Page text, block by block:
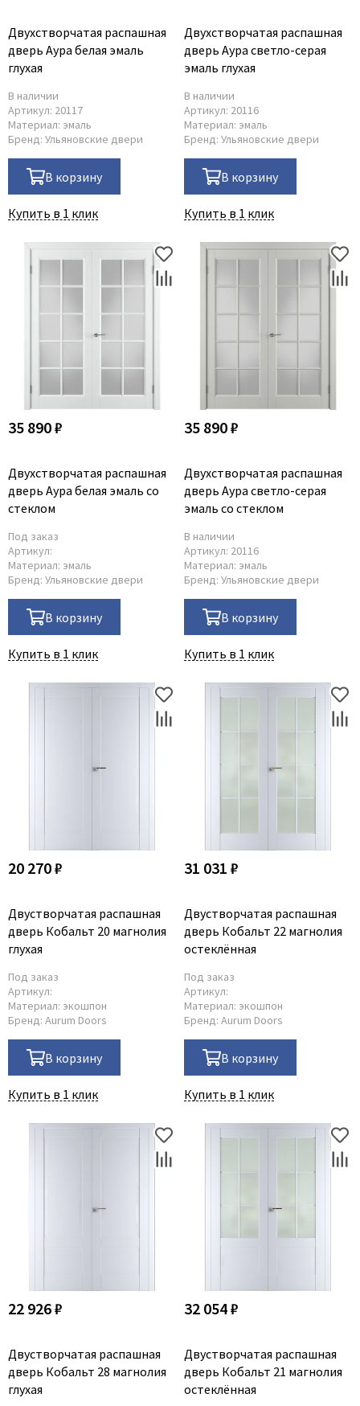
Двухстворчатая распашная
дверь Аура белая эмаль
глухая
В наличии
Артикул: 20117
Материал: эмаль
Бренд: Ульяновские двери
В корзину
Купить в 1 клик
Двухстворчатая распашная
дверь Аура светло-серая
эмаль глухая
В наличии
Артикул: 20116
Материал: эмаль
Бренд: Ульяновские двери
В корзину
Купить в 1 клик
35 890 ₽
Двухстворчатая распашная
дверь Аура белая эмаль со
стеклом
Под заказ
Артикул:
Материал: эмаль
Бренд: Ульяновские двери
В корзину
Купить в 1 клик
35 890 ₽
Двухстворчатая распашная
дверь Аура светло-серая
эмаль со стеклом
В наличии
Артикул: 20116
Материал: эмаль
Бренд: Ульяновские двери
В корзину
Купить в 1 клик
20 270 ₽
Двустворчатая распашная
дверь Кобальт 20 магнолия
глухая
Под заказ
Артикул:
Материал: экошпон
Бренд: Aurum Doors
В корзину
Купить в 1 клик
31 031 ₽
Двустворчатая распашная
дверь Кобальт 22 магнолия
остеклённая
Под заказ
Артикул:
Материал: экошпон
Бренд: Aurum Doors
В корзину
Купить в 1 клик
22 926 ₽
Двустворчатая распашная
дверь Кобальт 28 магнолия
глухая
32 054 ₽
Двустворчатая распашная
дверь Кобальт 21 магнолия
остеклённая